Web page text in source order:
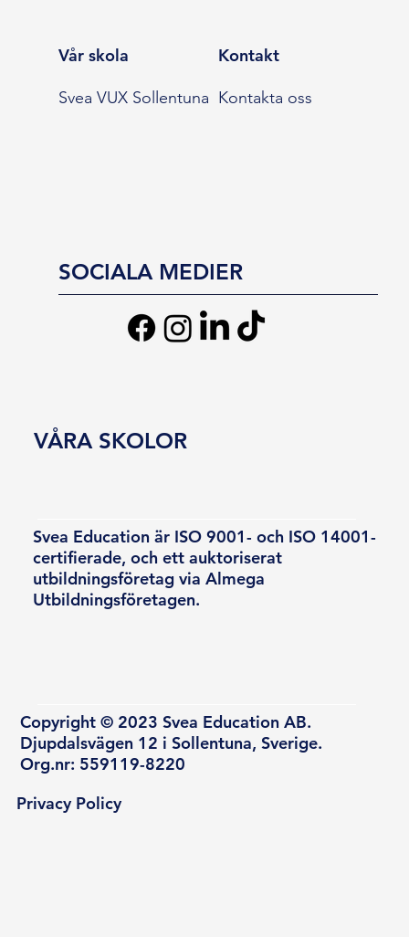
Vår skola
Svea VUX Sollentuna
Kontakt
Kontakta oss
SOCIALA MEDIER
Svea Education är ISO 9001- och ISO 14001-
certifierade, och ett auktoriserat
utbildningsföretag via Almega
Utbildningsföretagen.
Copyright © 2023 Svea Education AB.
Djupdalsvägen 12 i Sollentuna, Sverige.
Org.nr: 559119-8220
VÅRA SKOLOR
Privacy Policy